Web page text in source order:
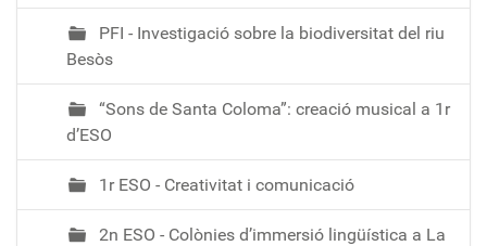
PFI - Investigació sobre la biodiversitat del riu
Besòs
“Sons de Santa Coloma”: creació musical a 1r
d’ESO
1r ESO - Creativitat i comunicació
2n ESO - Colònies d’immersió lingüística a La